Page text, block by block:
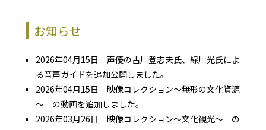
お知らせ
2026年04月15日 声優の古川登志夫氏、緑川光氏によ
る音声ガイドを追加公開しました。
2026年04月15日 映像コレクション～無形の文化資源
～ の動画を追加しました。
2026年03月26日 映像コレクション～文化観光～ の